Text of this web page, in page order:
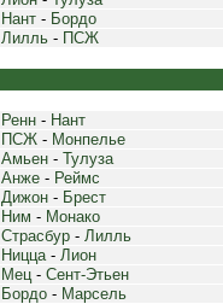
Нант - Бордо
Лилль - ПСЖ
Ренн - Нант
ПСЖ - Монпелье
Амьен - Тулуза
Анже - Реймс
Дижон - Брест
Ним - Монако
Страсбур - Лилль
Ницца- Лион
Мец- Сент-Этьен
Бордо - Марсель